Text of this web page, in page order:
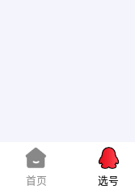
首页 选号